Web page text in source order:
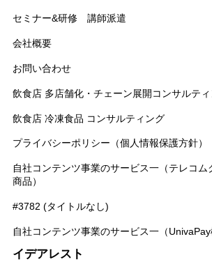
セミナー&研修 講師派遣
会社概要
お問い合わせ
飲食店 多店舗化・チェーン展開コンサルテ
飲食店 冷凍食品 コンサルティング
プライバシーポリシー（個人情報保護方針）
自社コンテンツ事業のサービス一（テレコム
商品）
#3782 (タイトルなし)
自社コンテンツ事業のサービス一（UnivaPay
イデアレスト